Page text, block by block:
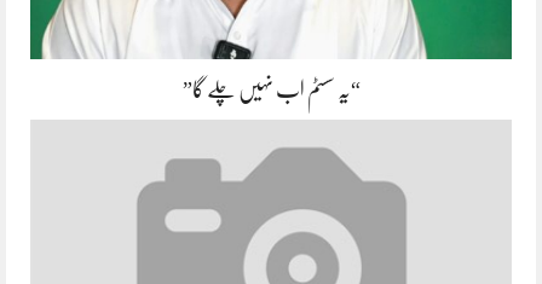
“یہ سسٹم اب نہیں چلے گا”